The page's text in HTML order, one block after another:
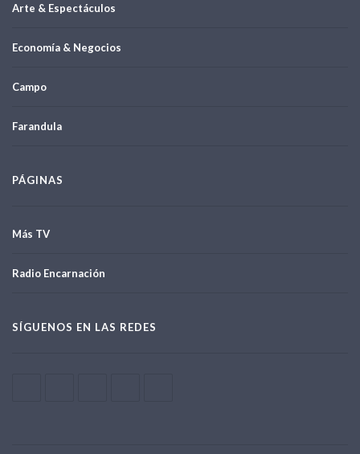
Arte & Espectáculos
Economía & Negocios
Campo
Farandula
PÁGINAS
Más TV
Radio Encarnación
SÍGUENOS EN LAS REDES